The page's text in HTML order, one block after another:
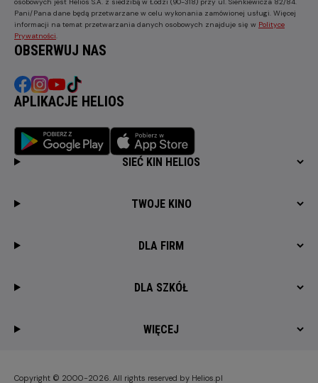
Pani/Pana dane będą przetwarzane w celu wykonania zamówionej usługi. Więcej
informacji na temat przetwarzania danych osobowych znajduje się w Polityce
Prywatności
OBSERWUJ NAS
APLIKACJE HELIOS
SIEĆ KIN HELIOS
TWOJE KINO
DLA FIRM
DLA SZKÓŁ
WIĘCEJ
Copyright © 2000-2026. All rights reserved by Helios.pl